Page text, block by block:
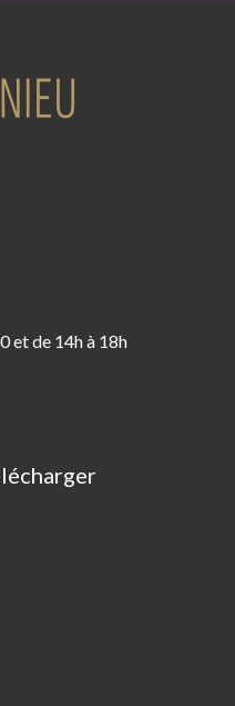
et de 14h à 18h